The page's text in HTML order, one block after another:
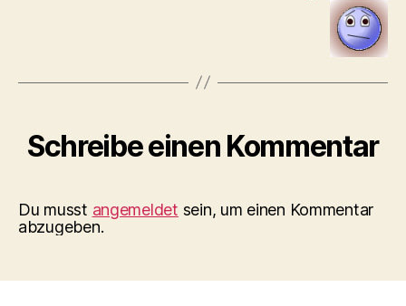
Schreibe einen Kommentar
Du musst angemeldet sein, um einen Kommentar
abzugeben.